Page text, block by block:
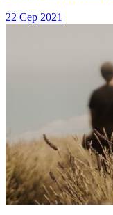
22 Сер 2021